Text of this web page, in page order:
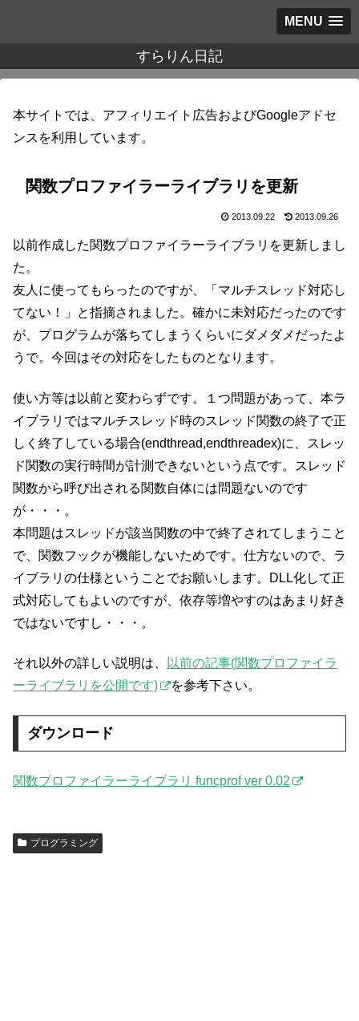
MENU
すらりん日記
本サイトでは、アフィリエイト広告およびGoogleアドセ
ンスを利用しています。
関数プロファイラーライブラリを更新
2013.09.22 2013.09.26
以前作成した関数プロファイラーライブラリを更新しまし
た。
友人に使ってもらったのですが、「マルチスレッド対応し
てない！」と指摘されました。確かに未対応だったのです
が、プログラムが落ちてしまうくらいにダメダメだったよ
うで。今回はその対応をしたものとなります。
使い方等は以前と変わらずです。１つ問題があって、本ラ
イブラリではマルチスレッド時のスレッド関数の終了で正
しく終了している場合(endthread,endthreadex)に、スレッ
ド関数の実行時間が計測できないという点です。スレッド
関数から呼び出される関数自体には問題ないのです
が・・・。
本問題はスレッドが該当関数の中で終了されてしまうこと
で、関数フックが機能しないためです。仕方ないので、ラ
イブラリの仕様ということでお願いします。DLL化して正
式対応してもよいのですが、依存等増やすのはあまり好き
ではないですし・・・。
それ以外の詳しい説明は、
以前の記事(関数プロファイラ
ーライブラリを公開です)
を参考下さい。
ダウンロード
関数プロファイラーライブラリ funcprof ver 0.02
プログラミング